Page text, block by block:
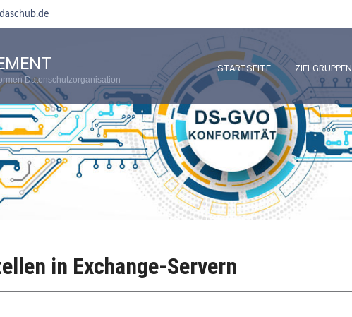
Datenschutzorganisation
STARTSEITE ZIELGRUPPEN
in Exchange-Servern